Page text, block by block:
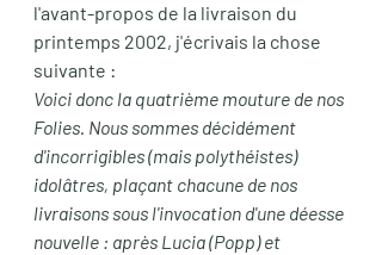
l'avant-propos de la livraison du
printemps 2002, j'écrivais la chose
suivante :
Voici donc la quatrième mouture de nos
Folies. Nous sommes décidément
d'incorrigibles (mais polythéistes)
idolâtres, plaçant chacune de nos
livraisons sous l'invocation d'une déesse
nouvelle : après Lucia (Popp) et